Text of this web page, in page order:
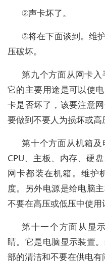
②声卡坏了。
③将在下面谈到。维
压破坏。
第九个方面从网卡入
它的主要用途是可以使
卡是否坏了，该要注意
要做到不要人为损坏或高
第十个方面从机箱
CPU、主板、内存、硬
网卡都装在机箱。维护
度。另外电源是给电脑
不要在高压或低压中使用
第十一个方面从显
睛。它是电脑显示装置
部的清洁和不要在供电有